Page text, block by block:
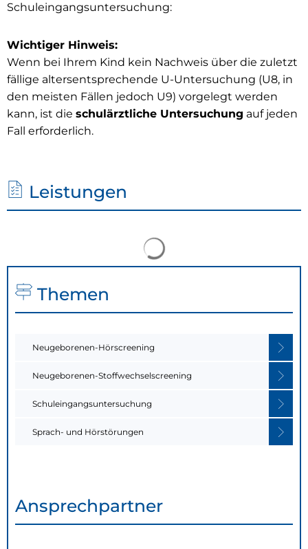
Schuleingangsuntersuchung:
Wichtiger Hinweis:
Wenn bei Ihrem Kind kein Nachweis über die zuletzt
fällige altersentsprechende U-Untersuchung (U8, in
den meisten Fällen jedoch U9) vorgelegt werden
kann, ist die schulärztliche Untersuchung auf jeden
Fall erforderlich.
Leistungen
Themen
Neugeborenen-Hörscreening
Neugeborenen-Stoffwechselscreening
Schuleingangsuntersuchung
Sprach- und Hörstörungen
Ansprechpartner